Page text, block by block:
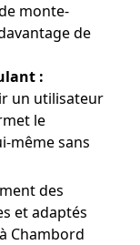
monte-
de
:
un utilisateur
le
même sans
des
et adaptés
Chambord